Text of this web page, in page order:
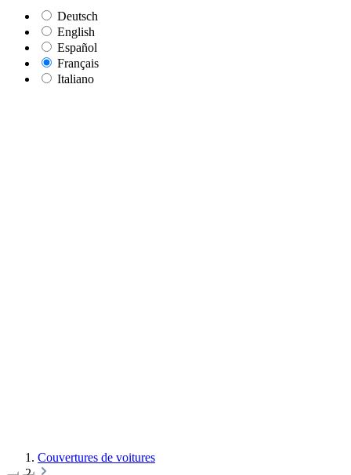
Deutsch
English
Español
Français
Italiano
Couvertures de voitures